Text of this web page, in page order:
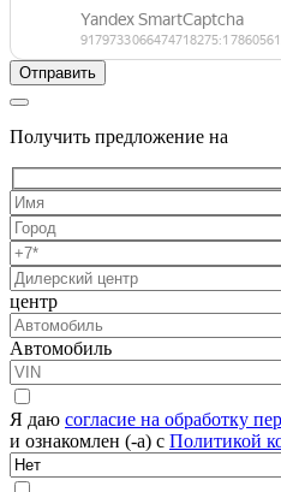
Получить предложение на
центр
Автомобиль
Я даю согласие на обработку
и ознакомлен (-а) с Политикой